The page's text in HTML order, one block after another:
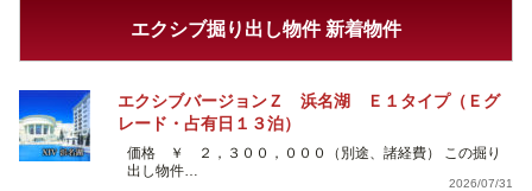
エクシブ掘り出し物件 新着物件
エクシブバージョンＺ 浜名湖 Ｅ１タイプ（Ｅグ
レード・占有日１３泊）
価格 ￥ ２，３００，０００（別途、諸経費） この掘り
出し物件…
2026/07/31